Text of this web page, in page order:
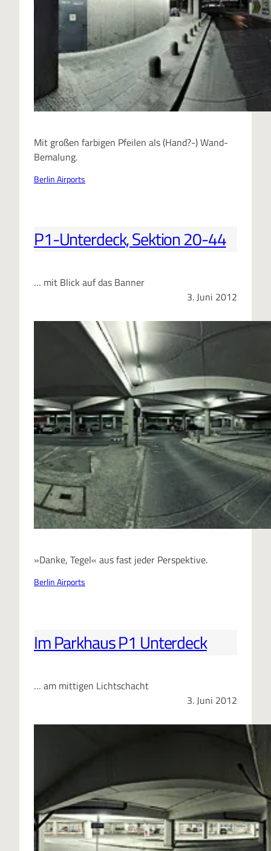
Mit großen farbigen Pfeilen als (Hand?-) Wand-
Bemalung.
Berlin Airports
P1-Unterdeck, Sektion 20-44
… mit Blick auf das Banner
3. Juni 2012
»Danke, Tegel« aus fast jeder Perspektive.
Berlin Airports
Im Parkhaus P1 Unterdeck
… am mittigen Lichtschacht
3. Juni 2012